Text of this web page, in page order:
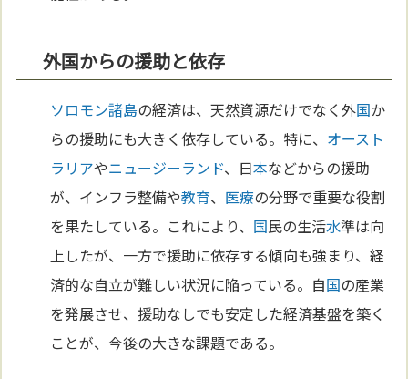
外国からの援助と依存
ソロモン諸島の経済は、天然資源だけでなく外国か
らの援助にも大きく依存している。特に、 オースト
ラリアやニュージーランド、日本などからの援助
が、インフラ整備や教育、 医療の分野で重要な役割
を果たしている。これにより、 国民の生活水準は向
上したが、一方で援助に依存する傾向も強まり、経
済的な自立が難しい状況に陥っている。自国の産業
を発展させ、援助なしでも安定した経済基盤を築く
ことが、今後の大きな課題である。